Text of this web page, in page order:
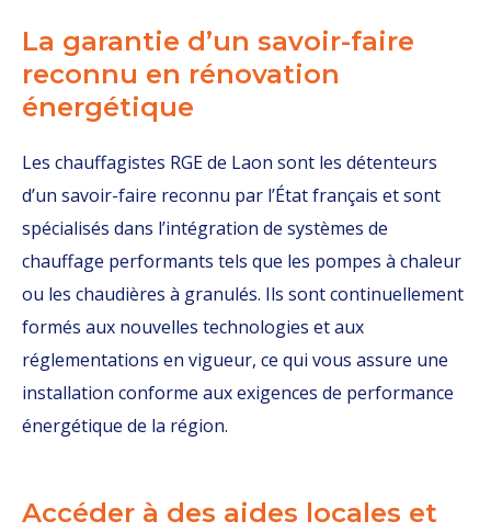
La garantie d’un savoir-faire
reconnu en rénovation
énergétique
Les chauffagistes RGE de Laon sont les détenteurs
d’un savoir-faire reconnu par l’État français et sont
spécialisés dans l’intégration de systèmes de
chauffage performants tels que les pompes à chaleur
ou les chaudières à granulés. Ils sont continuellement
formés aux nouvelles technologies et aux
réglementations en vigueur, ce qui vous assure une
installation conforme aux exigences de performance
énergétique de la région.
Accéder à des aides locales et